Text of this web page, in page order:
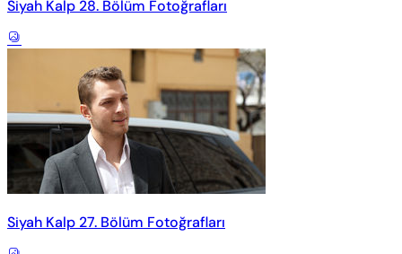
Siyah Kalp 28. Bölüm Fotoğrafları
Siyah Kalp 27. Bölüm Fotoğrafları